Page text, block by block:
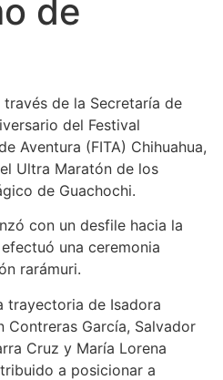
de
de la Secretaría de
del Festival
Aventura (FITA) Chihuahua,
Ultra Maratón de los
de Guachochi.
con un desfile hacia la
una ceremonia
rarámuri.
trayectoria de Isadora
Contreras García, Salvador
Cruz y María Lorena
a posicionar a